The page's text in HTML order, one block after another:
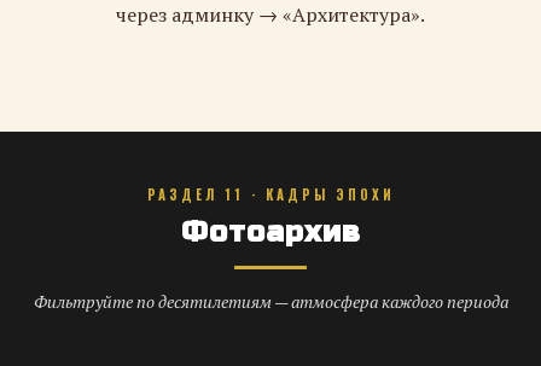
через админку → «Архитектура».
РАЗДЕЛ 11 · КАДРЫ ЭПОХИ
Фотоархив
Фильтруйте по десятилетиям — атмосфера каждого периода